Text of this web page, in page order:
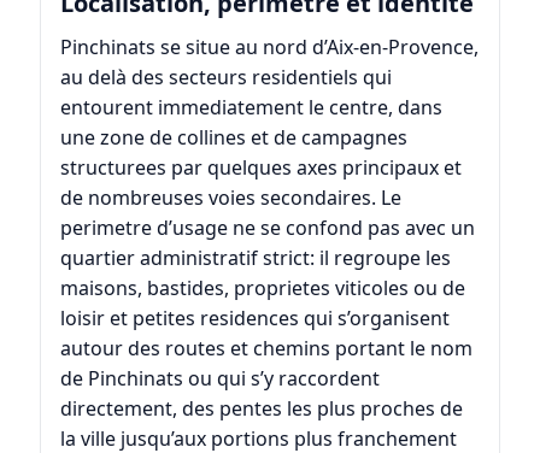
Pinchinats se situe au nord d’Aix-en-Provence,
au delà des secteurs residentiels qui
entourent immediatement le centre, dans
une zone de collines et de campagnes
structurees par quelques axes principaux et
de nombreuses voies secondaires. Le
perimetre d’usage ne se confond pas avec un
quartier administratif strict: il regroupe les
maisons, bastides, proprietes viticoles ou de
loisir et petites residences qui s’organisent
autour des routes et chemins portant le nom
de Pinchinats ou qui s’y raccordent
directement, des pentes les plus proches de
la ville jusqu’aux portions plus franchement